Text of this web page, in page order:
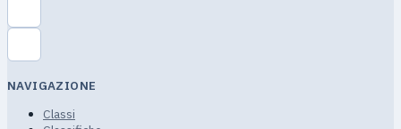
NAVIGAZIONE
Classi